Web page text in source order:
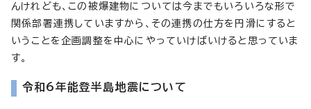
んけれども、この被爆建物については今までもいろいろな形で
関係部署連携していますから、その連携の仕方を円滑にすると
いうことを企画調整を中心にやっていけばいけると思っていま
す。
令和6年能登半島地震について